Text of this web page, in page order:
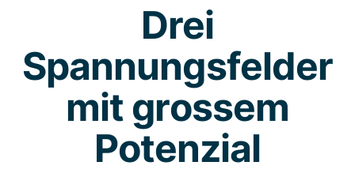
Drei
Spannungsfelder
mit grossem
Potenzial